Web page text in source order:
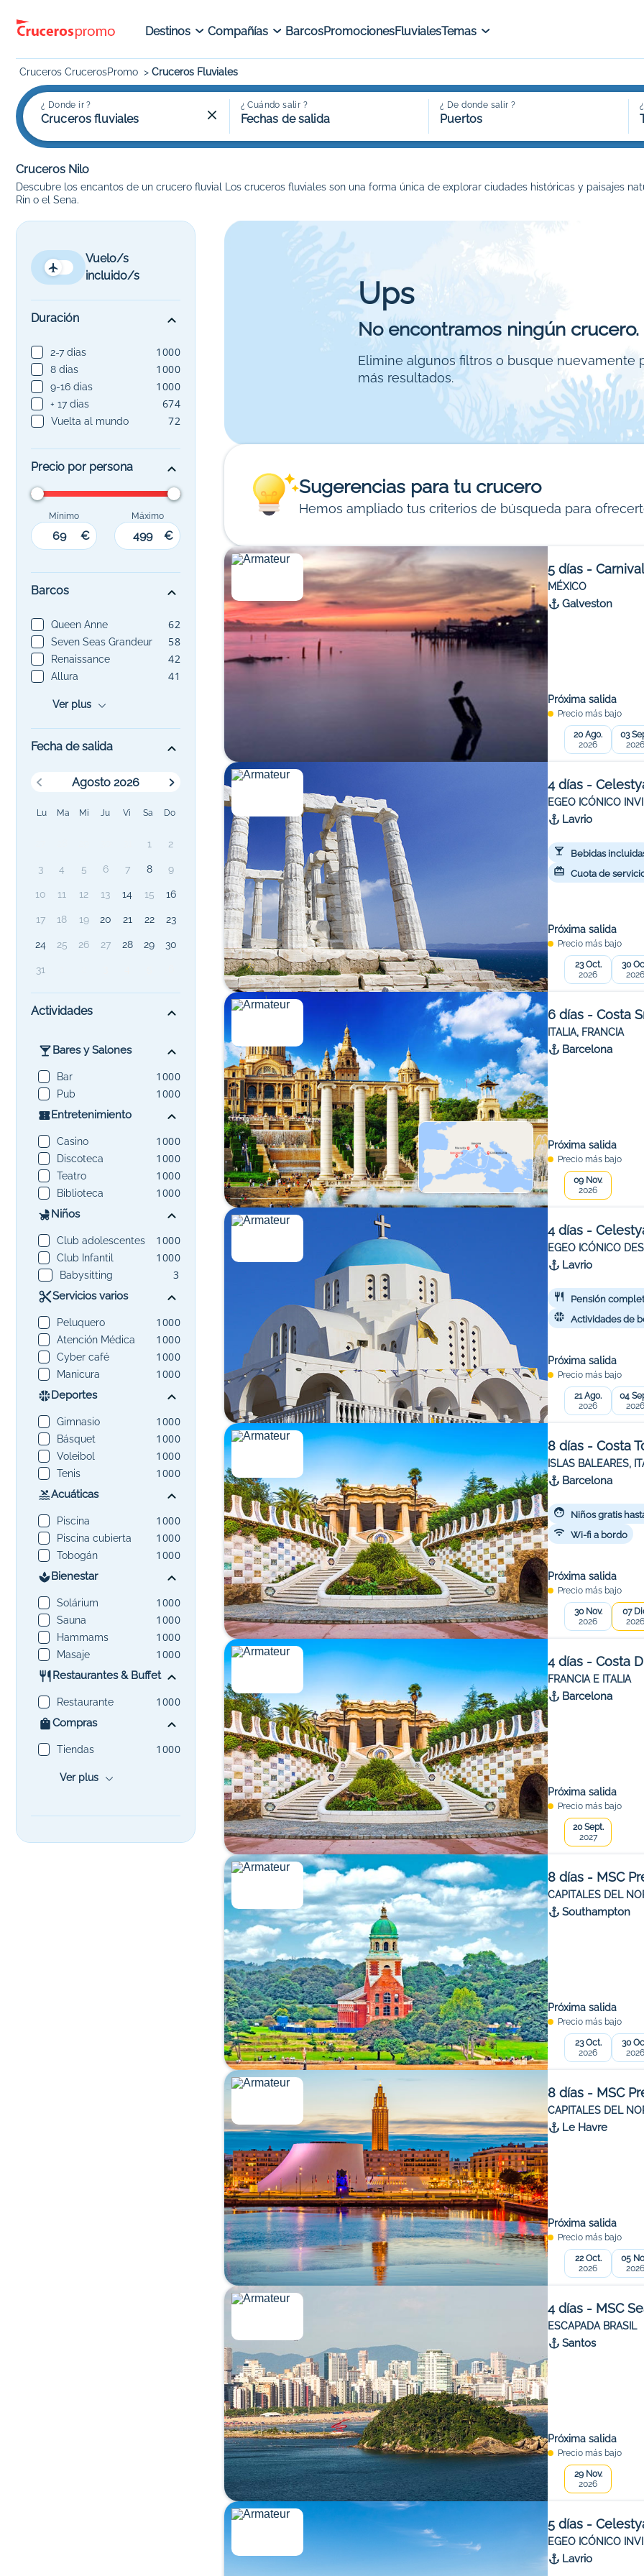
Destinos Compañías BarcosPromocionesFluvialesTemas
Cruceros CrucerosPromo Cruceros Fluviales
¿ Donde ir ?
Cruceros fluviales
¿ Cuándo salir ?
Fechas de salida
¿ De donde salir ?
Puertos
Cruceros Nilo
Descubre los encantos de un crucero fluvial Los cruceros fluviales son una forma única de explorar ciudades históricas y paisajes
Rin o el Sena.
Vuelo/s
incluido/s
Duración
2-7 dias 1000
8 dias 1000
9-16 dias 1000
+ 17 dias 674
Vuelta al mundo 72
Precio por persona
Mínimo
€
Máximo
€
Barcos
Queen Anne 62
Seven Seas Grandeur 58
Renaissance 42
Allura 41
Ver plus
Fecha de salida
Agosto 2026
Lu Ma Mi Ju Vi Sa Do
1 2
3 4 5 6 7 8 9
10 11 12 13 14 15 16
17 18 19 20 21 22 23
24 25 26 27 28 29 30
31
Actividades
Bares y Salones
Bar 1000
Pub 1000
Entretenimiento
Casino 1000
Discoteca 1000
Teatro 1000
Biblioteca 1000
Niños
Club adolescentes 1000
Club Infantil 1000
Babysitting 3
Servicios varios
Peluquero 1000
Atención Médica 1000
Cyber café 1000
Manicura 1000
Deportes
Gimnasio 1000
Básquet 1000
Voleibol 1000
Tenis 1000
Acuáticas
Piscina 1000
Piscina cubierta 1000
Tobogán 1000
Bienestar
Solárium 1000
Sauna 1000
Hammams 1000
Masaje 1000
Restaurantes & Buffet
Restaurante 1000
Compras
Tiendas 1000
Ver plus
Ups
No encontramos ningún crucero.
Elimine algunos filtros o busque nuevamente
más resultados.
Sugerencias para tu crucero
Hemos ampliado tus criterios de búsqueda para
5 días -
MÉXICO
Galveston
Próxima salida
Precio más bajo
20 Ago.
2026
03
2026
4 días -
EGEO ICÓNICO
Lavrio
Bebidas
Cuota de
Próxima salida
Precio más bajo
23 Oct.
2026
30
2026
6 días - Costa
ITALIA, FRANCIA
Barcelona
Próxima salida
Precio más bajo
09 Nov.
2026
4 días -
EGEO ICÓNICO
Lavrio
Pensión
Actividades de
Próxima salida
Precio más bajo
21 Ago.
2026
04
2026
8 días - Costa
ISLAS BALEARES,
Barcelona
Niños gratis
Wi-fi a bordo
Próxima salida
Precio más bajo
30 Nov.
2026
07
2026
4 días - Costa
FRANCIA E ITALIA
Barcelona
Próxima salida
Precio más bajo
20 Sept.
2027
8 días - MSC
CAPITALES DEL
Southampton
Próxima salida
Precio más bajo
23 Oct.
2026
30
2026
8 días - MSC
CAPITALES DEL
Le Havre
Próxima salida
Precio más bajo
22 Oct.
2026
05
2026
4 días - MSC
ESCAPADA BRASIL
Santos
Próxima salida
Precio más bajo
29 Nov.
2026
5 días -
EGEO ICÓNICO
Lavrio